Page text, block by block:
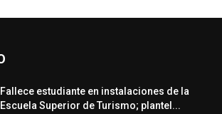
Fallece estudiante en instalaciones de la
Escuela Superior de Turismo; plantel...